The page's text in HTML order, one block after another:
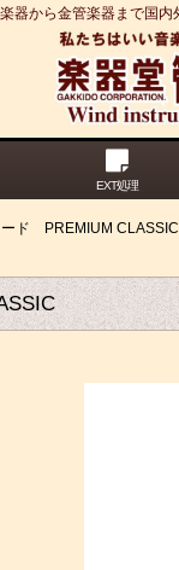
器から金管楽器まで国
EXT処理
ド PREMIUM CLASSIC